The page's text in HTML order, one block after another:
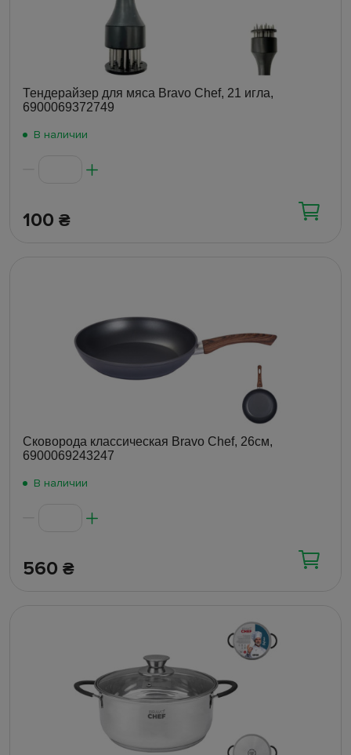
Тендерайзер для мяса Bravo Chef, 21 игла,
6900069372749
В наличии
100 ₴
Сковорода классическая Bravo Chef, 26см,
6900069243247
В наличии
560 ₴